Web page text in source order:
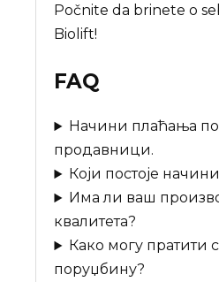
Počnite da brinete o
Biolift!
FAQ
Начини плаћања
продавници.
Који постоје
Има ли ваш
квалитета?
Како могу пратити
поруџбину?